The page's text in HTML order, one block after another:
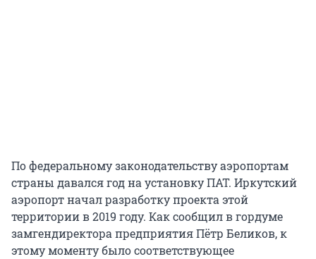
По федеральному законодательству аэропортам
страны давался год на установку ПАТ. Иркутский
аэропорт начал разработку проекта этой
территории в 2019 году. Как сообщил в гордуме
замгендиректора предприятия Пётр Беликов, к
этому моменту было соответствующее